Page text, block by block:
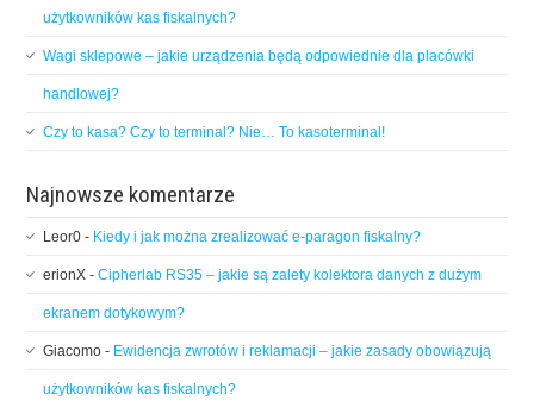
użytkowników kas fiskalnych?
Wagi sklepowe – jakie urządzenia będą odpowiednie dla placówki
handlowej?
Czy to kasa? Czy to terminal? Nie… To kasoterminal!
Najnowsze komentarze
Leor0 - Kiedy i jak można zrealizować e-paragon fiskalny?
erionX -Cipherlab RS35 – jakie są zalety kolektora danych z dużym
ekranem dotykowym?
Giacomo - Ewidencja zwrotów i reklamacji – jakie zasady obowiązują
użytkowników kas fiskalnych?